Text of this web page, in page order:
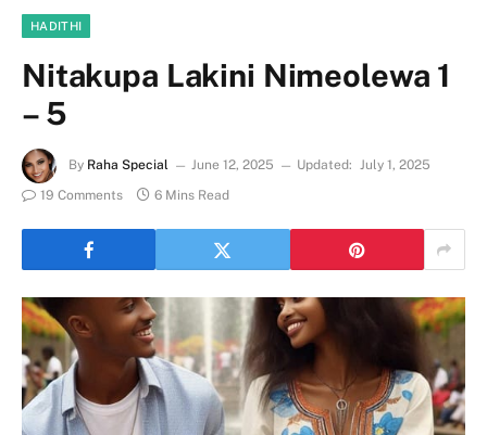
HADITHI
Nitakupa Lakini Nimeolewa 1
– 5
By Raha Special June 12, 2025 Updated: July 1, 2025
19 Comments
6 Mins Read